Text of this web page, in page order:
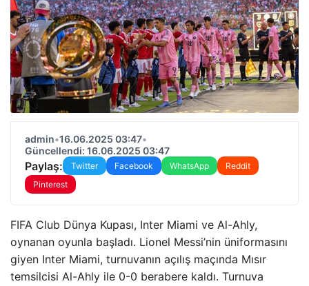
admin•16.06.2025 03:47•
Güncellendi: 16.06.2025 03:47
Paylaş: Twitter Facebook WhatsApp
Reddit
Pinterest
FIFA Club Dünya Kupası, Inter Miami ve Al-Ahly,
oynanan oyunla başladı. Lionel Messi’nin üniformasını
giyen Inter Miami, turnuvanın açılış maçında Mısır
temsilcisi Al-Ahly ile 0-0 berabere kaldı. Turnuva